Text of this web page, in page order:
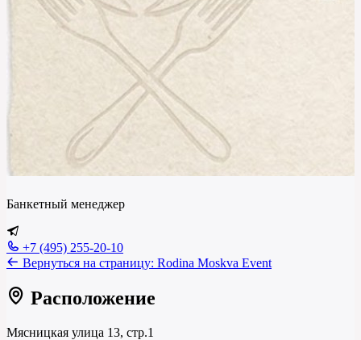
Банкетный менеджер
+7 (495) 255-20-10
Вернуться на страницу: Rodina Moskva Event
Расположение
Мясницкая улица 13, стр.1